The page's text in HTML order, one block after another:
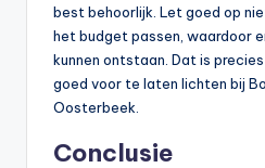
best behoorlijk. Let goed op
het budget passen, waardoor
kunnen ontstaan. Dat is
goed voor te laten lichten bij
Oosterbeek.
Conclusie